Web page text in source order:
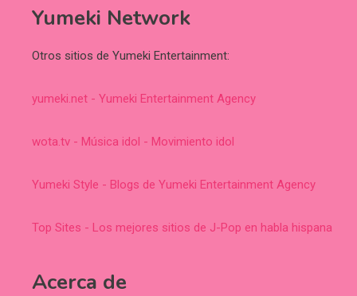
Yumeki Network
Otros sitios de Yumeki Entertainment:
yumeki.net - Yumeki Entertainment Agency
wota.tv - Música idol - Movimiento idol
Yumeki Style - Blogs de Yumeki Entertainment Agency
Top Sites - Los mejores sitios de J-Pop en habla hispana
Acerca de